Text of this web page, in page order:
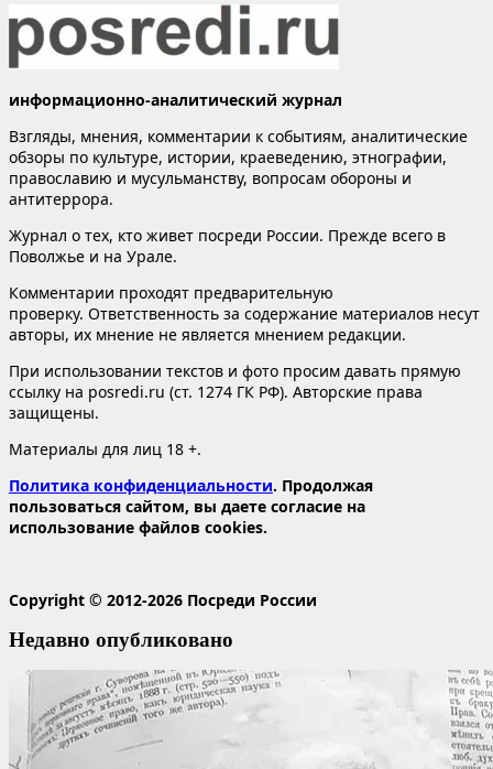
информационно-аналитический журнал
Взгляды, мнения, комментарии к событиям, аналитические
обзоры по культуре, истории, краеведению, этнографии,
православию и мусульманству, вопросам обороны и
антитеррора.
Журнал о тех, кто живет посреди России. Прежде всего в
Поволжье и на Урале.
Комментарии проходят предварительную
проверку. Ответственность за содержание материалов несут
авторы, их мнение не является мнением редакции.
При использовании текстов и фото просим давать прямую
ссылку на posredi.ru (ст. 1274 ГК РФ). Авторские права
защищены.
Материалы для лиц 18 +.
Политика конфиденциальности. Продолжая
пользоваться сайтом, вы даете согласие на
использование файлов cookies.
Copyright © 2012-2026 Посреди России
Недавно опубликовано